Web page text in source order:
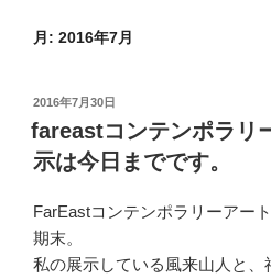
月: 2016年7月
投
稿
日:
2016年7月30日
fareastコンテンポラリ
示は今日までです。
FarEastコンテンポラリーアー
期末。
私の展示している風来山人と、